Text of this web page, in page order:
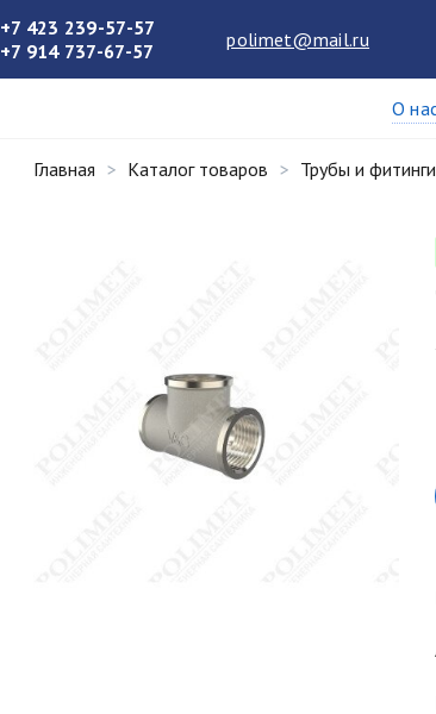
+7 423 239-57-57
+7 914 737-67-57
polimet@mail.ru
О
Главная Каталог товаров Трубы и фитинги